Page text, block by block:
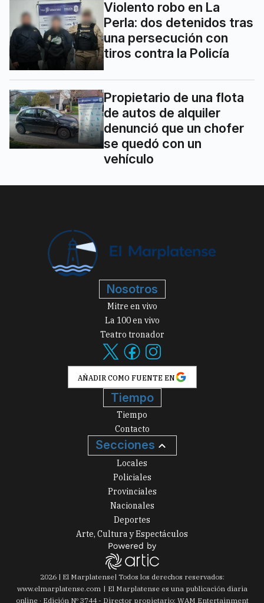
Violento robo en La
Perla: dos detenidos tras
una persecución con
tiros contra la Policía
Propietario de una flota
de autos de alquiler
denunció que un chofer
se quedó con un
vehículo
Nosotros
Mitre en vivo
La 100 en vivo
Teatro tronador
AÑADIR COMO FUENTE EN
Tiempo
Tiempo
Contacto
Secciones
Locales
Policiales
Provinciales
Nacionales
Deportes
Arte, Cultura y Espectáculos
2026| El Marplatense| Todos los derechos reservados:
www.elmarplatense.com
El Marplatense es una publicación diaria
online · Edición Nº 3744- Director propietario: WAM Entertainment